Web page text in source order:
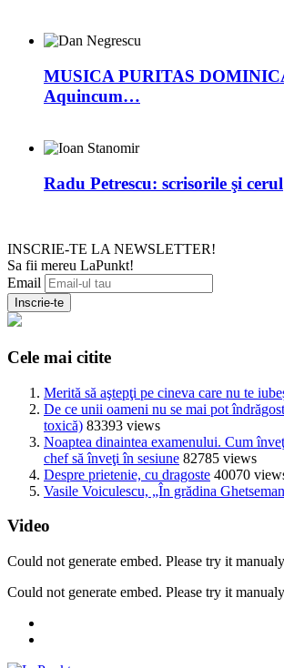
MUSICA PURITAS
Aquincum…
Radu Petrescu: scrisorile şi cerul
INSCRIE-TE LA NEWSLETTER!
Sa fii mereu LaPunkt!
Email
Cele mai citite
Merită să aştepţi pe cineva care nu te
De ce unii oameni nu se mai pot
toxică) 83393 views
Noaptea dinaintea examenului. Cum
chef să înveţi în sesiune 82785 views
Despre prietenie, cu dragoste 40070
Vasile Voiculescu, „În grădina
Video
Could not generate embed. Please try it
Could not generate embed. Please try it